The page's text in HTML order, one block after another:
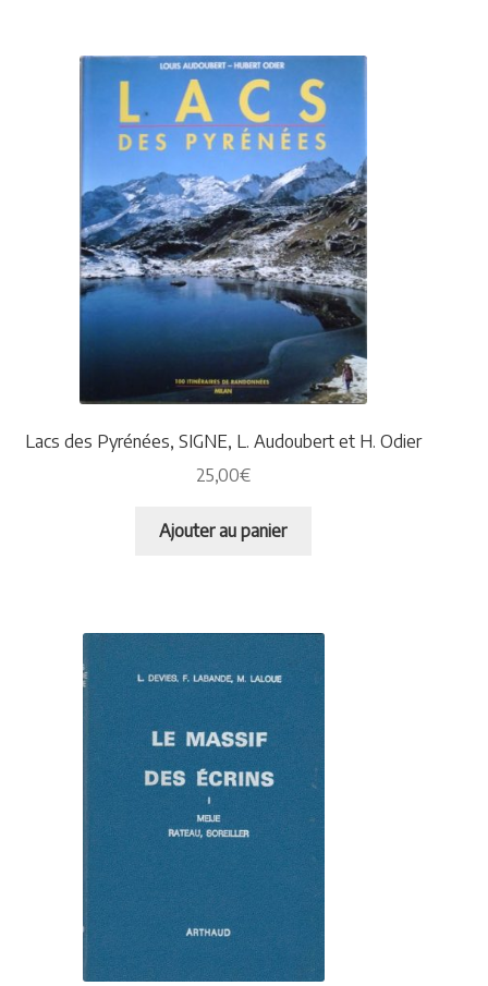
Lacs des Pyrénées, SIGNE, L. Audoubert et H. Odier
25,00€
Ajouter au panier